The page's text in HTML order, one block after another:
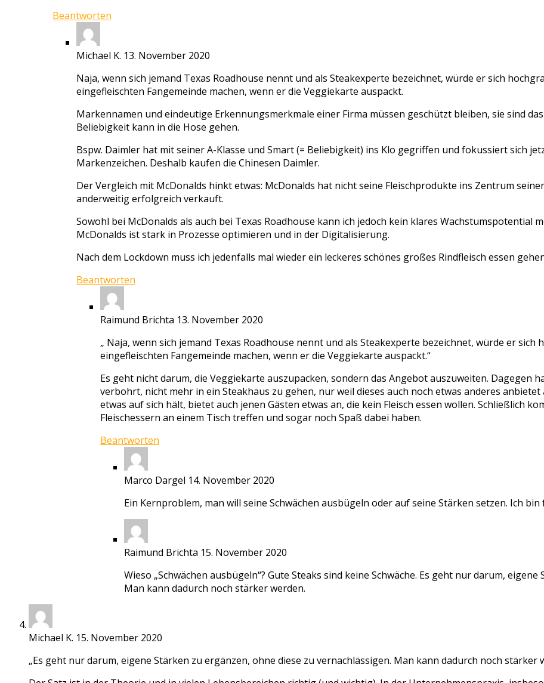
Beantworten
Michael K. 13. November 2020
Naja, wenn sich jemand Texas Roadhouse nennt und als Steakexperte bezeichnet, würde er sich
eingefleischten Fangemeinde machen, wenn er die Veggiekarte auspackt.
Markennamen und eindeutige Erkennungsmerkmale einer Firma müssen geschützt bleiben, sie sind
Beliebigkeit kann in die Hose gehen.
Bspw. Daimler hat mit seiner A-Klasse und Smart (= Beliebigkeit) ins Klo gegriffen und fokussiert sich
Markenzeichen. Deshalb kaufen die Chinesen Daimler.
Der Vergleich mit McDonalds hinkt etwas: McDonalds hat nicht seine Fleischprodukte ins Zentrum
anderweitig erfolgreich verkauft.
Sowohl bei McDonalds als auch bei Texas Roadhouse kann ich jedoch kein klares Wachstumspotential
McDonalds ist stark in Prozesse optimieren und in der Digitalisierung.
Nach dem Lockdown muss ich jedenfalls mal wieder ein leckeres schönes großes Rindfleisch essen
Beantworten
Raimund Brichta 13. November 2020
„ Naja, wenn sich jemand Texas Roadhouse nennt und als Steakexperte bezeichnet, würde er
eingefleischten Fangemeinde machen, wenn er die Veggiekarte auspackt.“
Es geht nicht darum, die Veggiekarte auszupacken, sondern das Angebot auszuweiten. Dagegen
verbohrt, nicht mehr in ein Steakhaus zu gehen, nur weil dieses auch noch etwas anderes
etwas auf sich hält, bietet auch jenen Gästen etwas an, die kein Fleisch essen wollen. Schließlich
Fleischessern an einem Tisch treffen und sogar noch Spaß dabei haben.
Beantworten
Marco Dargel 14. November 2020
Ein Kernproblem, man will seine Schwächen ausbügeln oder auf seine Stärken setzen. Ich
Raimund Brichta 15. November 2020
Wieso „Schwächen ausbügeln“? Gute Steaks sind keine Schwäche. Es geht nur darum,
Man kann dadurch noch stärker werden.
Michael K. 15. November 2020
„Es geht nur darum, eigene Stärken zu ergänzen, ohne diese zu vernachlässigen. Man kann dadurch noch stärker